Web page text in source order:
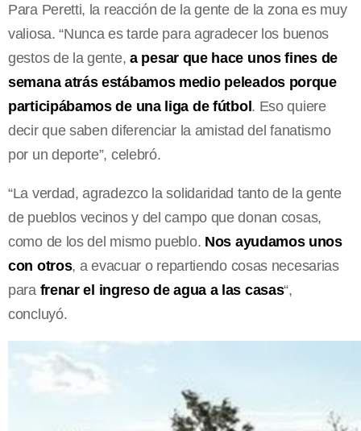
Para Peretti, la reacción de la gente de la zona es muy
valiosa. “Nunca es tarde para agradecer los buenos
gestos de la gente, a pesar que hace unos fines de
semana atrás estábamos medio peleados porque
participábamos de una liga de fútbol. Eso quiere
decir que saben diferenciar la amistad del fanatismo
por un deporte”, celebró.
“La verdad, agradezco la solidaridad tanto de la gente
de pueblos vecinos y del campo que donan cosas,
como de los del mismo pueblo. Nos ayudamos unos
con otros, a evacuar o repartiendo cosas necesarias
para frenar el ingreso de agua a las casas“,
concluyó.